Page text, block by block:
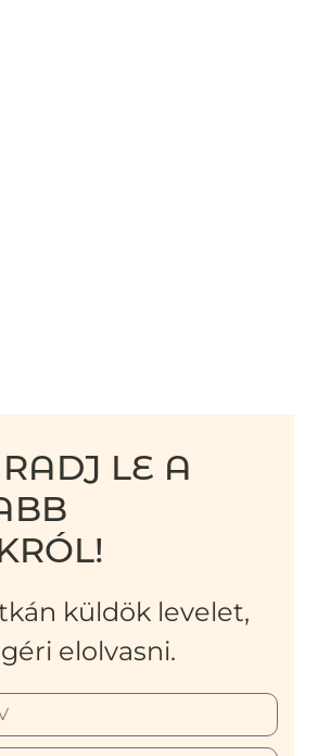
LE A
küldök levelet,
elolvasni.